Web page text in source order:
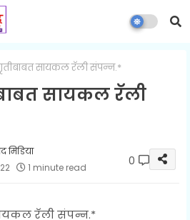
सायकल रॅली संपन्न.*
सायकल रॅली
मिडिया
1 minute read 0
रॅली संपन्न.*